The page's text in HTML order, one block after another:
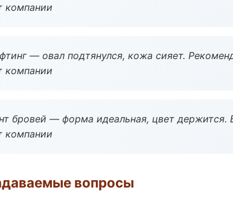
компании
— овал подтянулся, кожа сияет.
компании
бровей — форма идеальная, цвет держится.
компании
вопросы